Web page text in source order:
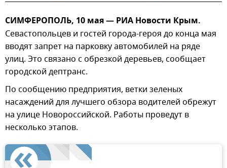
СИМФЕРОПОЛЬ, 10 мая — РИА Новости Крым.
Севастопольцев и гостей города-героя до конца мая
вводят запрет на парковку автомобилей на ряде
улиц. Это связано с обрезкой деревьев, сообщает
городской дептранс.
По сообщению предприятия, ветки зеленых
насаждений для лучшего обзора водителей обрежут
на улице Новороссийской. Работы проведут в
несколько этапов.